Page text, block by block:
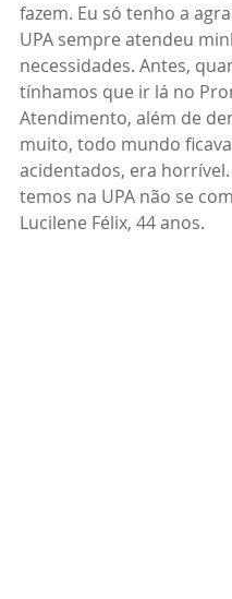
fazem. Eu só tenho a
UPA sempre atendeu
necessidades. Antes,
tínhamos que ir lá no
Atendimento, além de
muito, todo mundo
acidentados, era horrível.
temos na UPA não se
Lucilene Félix, 44 anos.